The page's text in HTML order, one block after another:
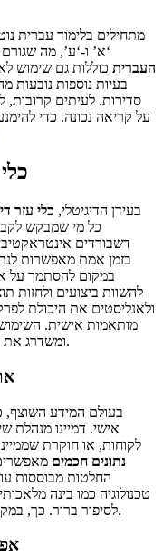
מתחילים בלימוד עברית
‘א’ ו-‘ע’, מה
העברית כוללות גם שימוש
בעיות נוספות נובעות
סדירות. לעיתים קרובות,
על קריאה נכונה. כדי
בעידן הדיגיטלי, כלי עזר
כל מי שמבקש
דשבורדים
בזמן אמת מאפשרות
במקום להסתמך על
להשוות ביצועים ולחזות
ולאנליסטים את היכולת
מותאמות אישית. השימוש
ומשדרג את איכות ההחלטות הארגוניות והאישיות כאחד.
בעולם המידע השוצף,
אישי. דמיינו מנהלת
לקוחות, או חוקרת
נתונים חכמים
החלטות מבוססות
טכנולוגיה כמו בינה
לסיפור ברור. כך, במקום לטבוע במידע, אנו שטים על פניו בביטחון.